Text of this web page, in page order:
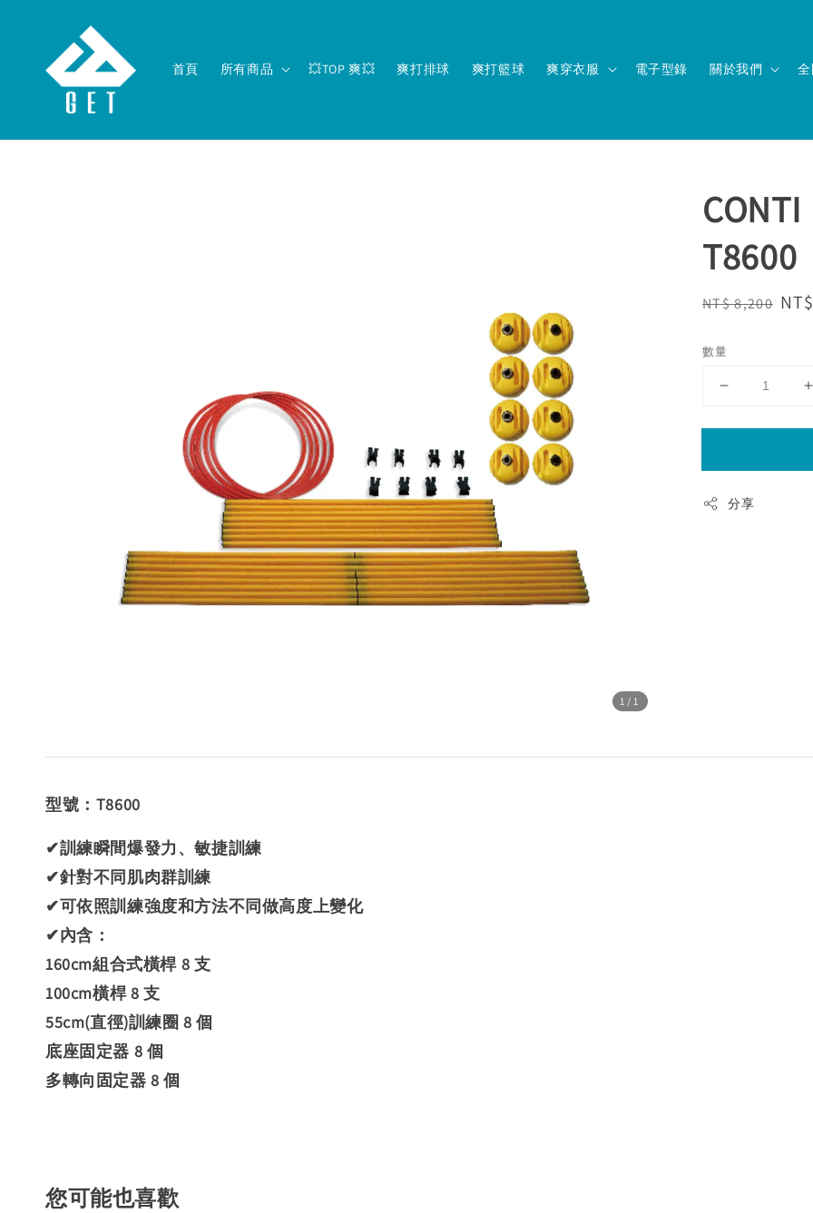
首頁 所有商品 💥TOP 爽💥 爽打排球 爽打籃球 爽穿衣服 電子型錄 關於我們
1 /1
T8600
Regular
NT$ 8,200 Sale
數量
分享
型號：T8600
✔訓練瞬間爆發力、敏捷訓練
✔針對不同肌肉群訓練
✔可依照訓練強度和方法不同做高度上變化
✔內含：
160cm組合式橫桿 8 支
100cm橫桿 8 支
55cm(直徑)訓練圈 8 個
底座固定器 8 個
多轉向固定器 8 個
您可能也喜歡